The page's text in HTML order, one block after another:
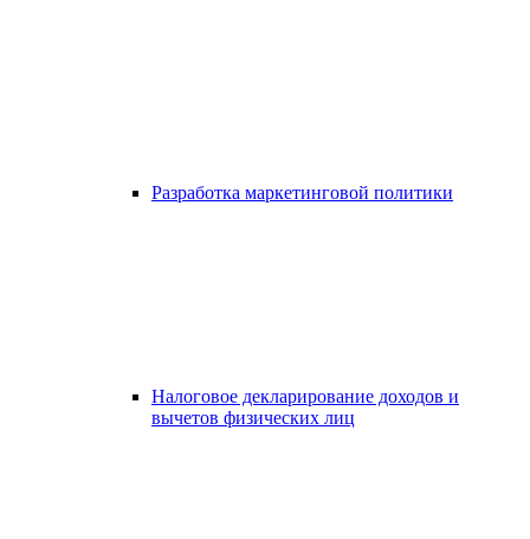
Разработка маркетинговой политики
Налоговое декларирование доходов и
вычетов физических лиц